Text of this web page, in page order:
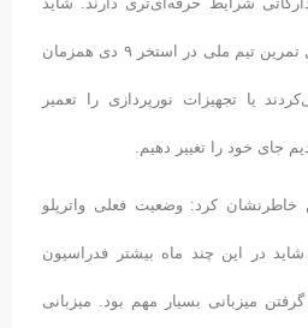
جالب باشد بدانید اما در طول تمرین تیم ملی در استخر ۹ دی همزمان
یا تجهیزات نورپردازی را تعمیر
جای خود را تغییر دهیم.
کرد: وضعیت فعلی واترپلو
در این چند ماه بیشتر فدراسیون
میزبانی بسیار مهم بود. میزبانی